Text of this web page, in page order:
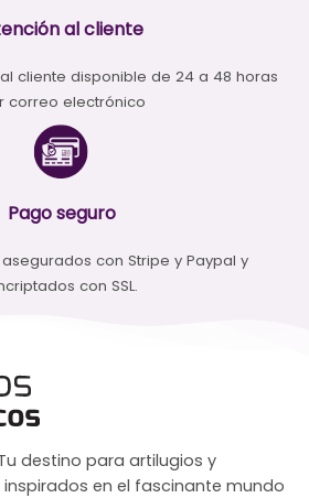
al cliente
cliente disponible de 24 a 48 horas
correo electrónico
Pago seguro
con Stripe y Paypal y
con SSL.
destino para artilugios y
en el fascinante mundo